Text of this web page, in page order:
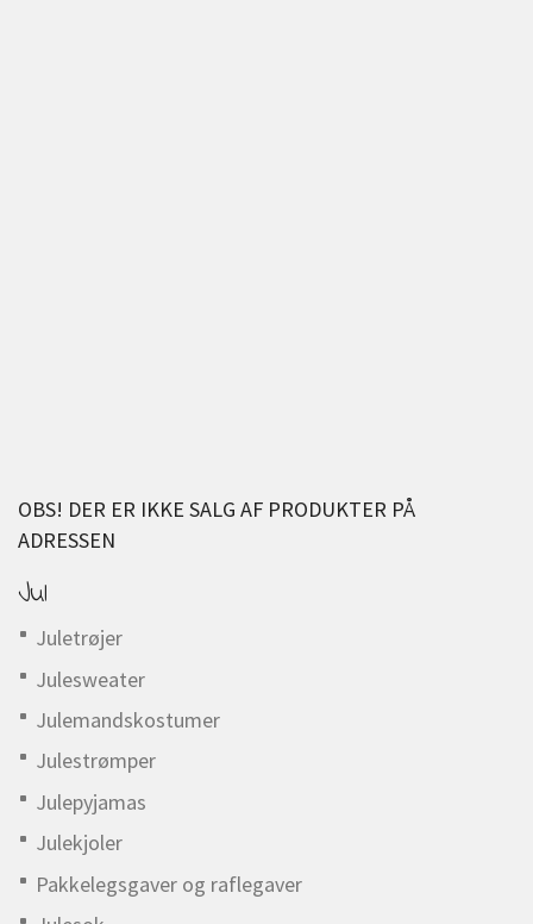
OBS! DER ER IKKE SALG AF PRODUKTER PÅ
ADRESSEN
Jul
Juletrøjer
Julesweater
Julemandskostumer
Julestrømper
Julepyjamas
Julekjoler
Pakkelegsgaver og raflegaver